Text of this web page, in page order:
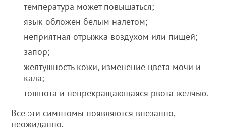
температура может повышаться;
язык обложен белым налетом;
неприятная отрыжка воздухом или пищей;
запор;
желтушность кожи, изменение цвета мочи и
кала;
тошнота и непрекращающаяся рвота желчью.
Все эти симптомы появляются внезапно,
неожиданно.